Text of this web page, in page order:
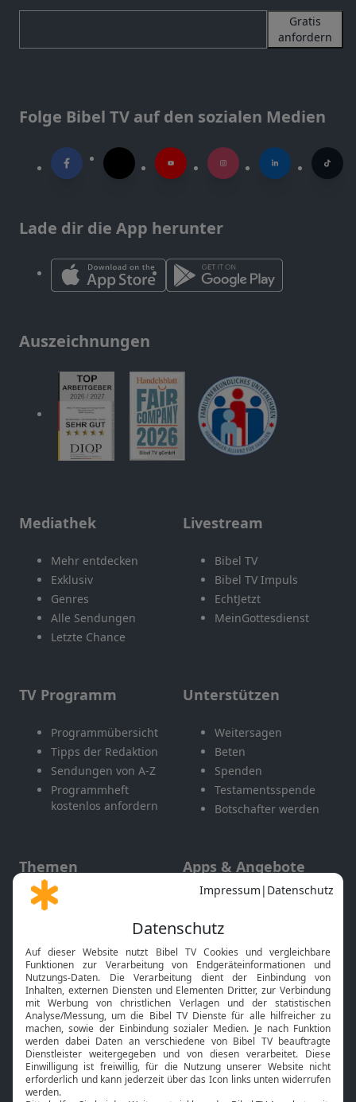
Gratis
anfordern
Folge Bibel TV auf den sozialen Medien
Lade dir die App herunter
Auszeichnungen
Mediathek
Mehr entdecken
Exklusiv
Genres
Alle Sendungen
Letzte Chance
Livestream
Bibel TV
Bibel TV Impuls
EchtJetzt
MeinGottesdienst
TV Programm
Programmübersicht
Tipps der Redaktion
Sendungen von A-Z
Programmheft
kostenlos anfordern
Unterstützen
Weitersagen
Beten
Spenden
Testamentsspende
Botschafter werden
Themen
Gott und Bibel erklärt
Neuigkeiten
Apps & Angebote
Mobile App
Smart TV
HbbTV
Bibelthek Online-Bibel
Nächster Gottesdienst
Bibel TV Service